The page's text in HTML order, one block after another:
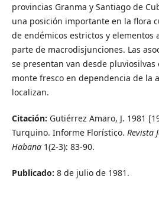
provincias Granma y Santiago de
una posición importante en la flora
de endémicos estrictos y elementos
parte de macrodisjunciones. Las
se presentan van desde pluviosilvas
monte fresco en dependencia de la
localizan.
Citación: Gutiérrez Amaro, J. 1981
Turquino. Informe Florístico. Revista
Habana 1(2-3): 83-90.
Publicado: 8 de julio de 1981.